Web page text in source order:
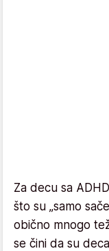
Za decu sa
što su „samo
obično mnogo
se čini da su